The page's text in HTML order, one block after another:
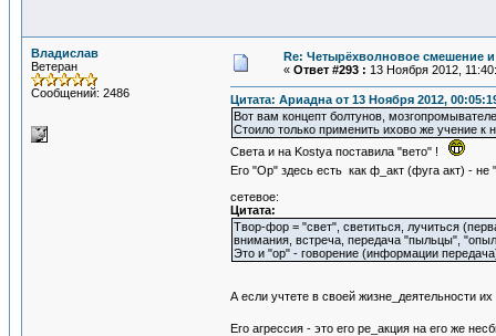
Владислав
Ветеран
Сообщений: 2486
Re: Четырёхволновое смешение и
« Ответ #293 : 13 Ноября 2012,
Цитата: Ариадна от 13 Ноября 2012,
Вот вам концепт болтунов,
Стоило только применить ихово же учение к
Света и на Kostya поставила "вето" !
Его "Ор" здесь есть как ф_акт (фуга акт) -
сетевое:
Цитата:
Твор-фор = "свет", светиться, лучиться
внимания, встреча, передача "пыльцы",
Это и "ор" - говорение (информации
А если учтете в своей жизне_деятельности
Его агрессия - это его ре_акция на его же